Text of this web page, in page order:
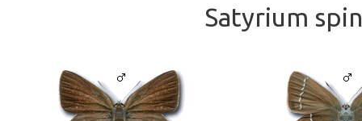
Satyrium